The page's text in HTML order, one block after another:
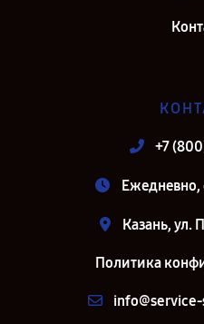
+7
Ежедневно,
Казань, ул.
Политика